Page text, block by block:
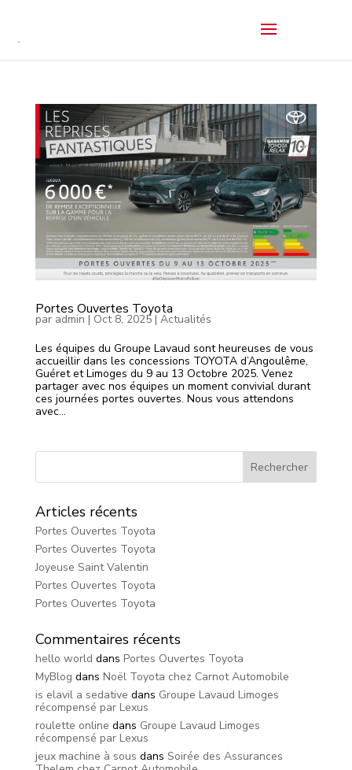
Portes Ouvertes Toyota
par admin | Oct 8, 2025| Actualités
Les équipes du Groupe Lavaud sont heureuses de vous
accueillir dans les concessions TOYOTA d’Angoulême,
Guéret et Limoges du 9 au 13 Octobre 2025. Venez
partager avec nos équipes un moment convivial durant
ces journées portes ouvertes. Nous vous attendons
avec...
Articles récents
Portes Ouvertes Toyota
Portes Ouvertes Toyota
Joyeuse Saint Valentin
Portes Ouvertes Toyota
Portes Ouvertes Toyota
Commentaires récents
hello world dans Portes Ouvertes Toyota
MyBlog dans Noël Toyota chez Carnot Automobile
is elavil a sedative dans Groupe Lavaud Limoges
récompensé par Lexus
roulette online dans Groupe Lavaud Limoges
récompensé par Lexus
jeux machine à sous dans Soirée des Assurances